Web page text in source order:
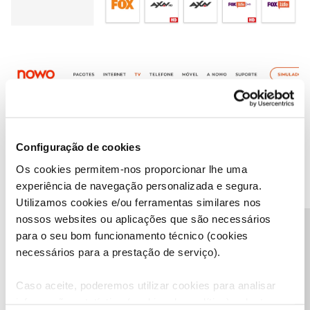
Configuração de cookies
Os cookies permitem-nos proporcionar lhe uma
experiência de navegação personalizada e segura.
Utilizamos cookies e/ou ferramentas similares nos
nossos websites ou aplicações que são necessários
para o seu bom funcionamento técnico (cookies
necessários para a prestação de serviço).
Caso aceite, poderemos utilizar cookies para analisar